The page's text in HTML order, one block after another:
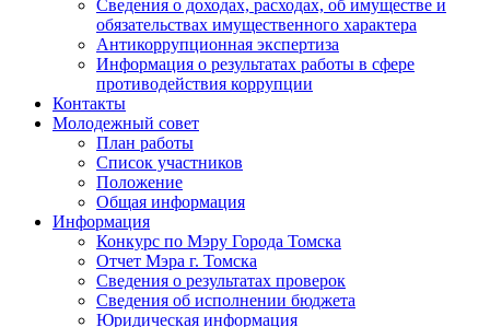
Сведения о доходах, расходах, об имуществе и
обязательствах имущественного характера
Антикоррупционная экспертиза
Информация о результатах работы в сфере
противодействия коррупции
Контакты
Молодежный совет
План работы
Список участников
Положение
Общая информация
Информация
Конкурс по Мэру Города Томска
Отчет Мэра г. Томска
Сведения о результатах проверок
Сведения об исполнении бюджета
Юридическая информация